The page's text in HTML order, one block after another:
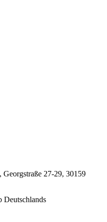
27-29, 30159
Deutschlands